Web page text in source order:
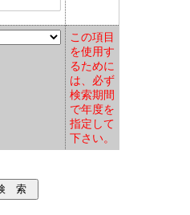
この項目
を使用す
るために
は、必ず
検索期間
で年度を
指定して
下さい。